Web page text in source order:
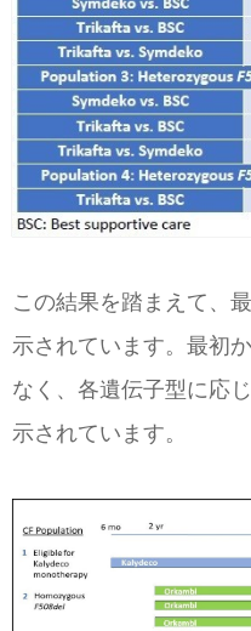
この結果を踏まえて、
示されています。最初
なく、各遺伝子型に応
示されています。